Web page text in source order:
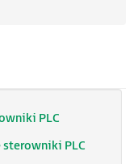
PLC
PLC